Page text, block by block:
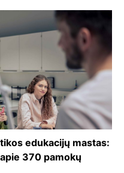
edukacijų mastas:
370 pamokų